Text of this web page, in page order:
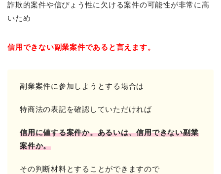
詐欺的案件や信ぴょう性に欠ける案件の可能性が非常に高
いため
信用できない副業案件であると言えます。
副業案件に参加しようとする場合は
特商法の表記を確認していただければ
信用に値する案件か。あるいは、信用できない副業
案件か。
その判断材料とすることができますので